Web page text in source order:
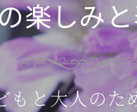
楽しみ
もと大人のた